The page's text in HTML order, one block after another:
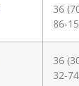
36
86-15
36
32-74